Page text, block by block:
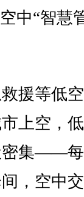
中“智慧
等低空
上空，
密集——
，空中